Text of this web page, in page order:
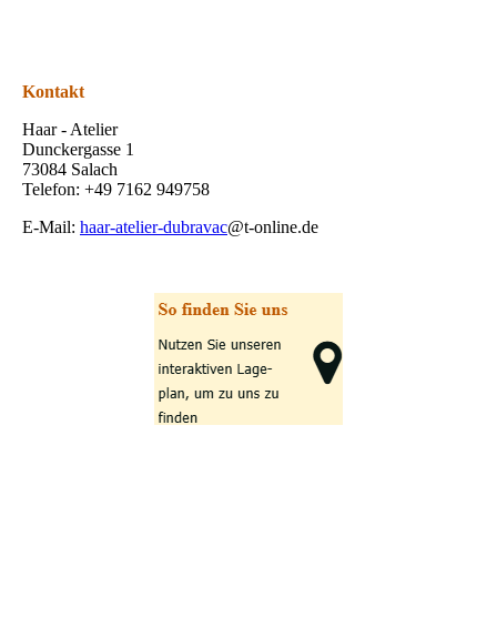
Kontakt
Haar - Atelier
Dunckergasse 1
73084 Salach
Telefon: +49 7162 949758
E-Mail: haar-atelier-dubravac@t-online.de